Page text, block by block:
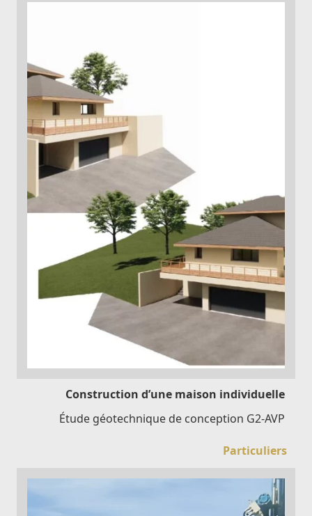
Construction d’une maison individuelle
Étude géotechnique de conception G2-AVP
Particuliers